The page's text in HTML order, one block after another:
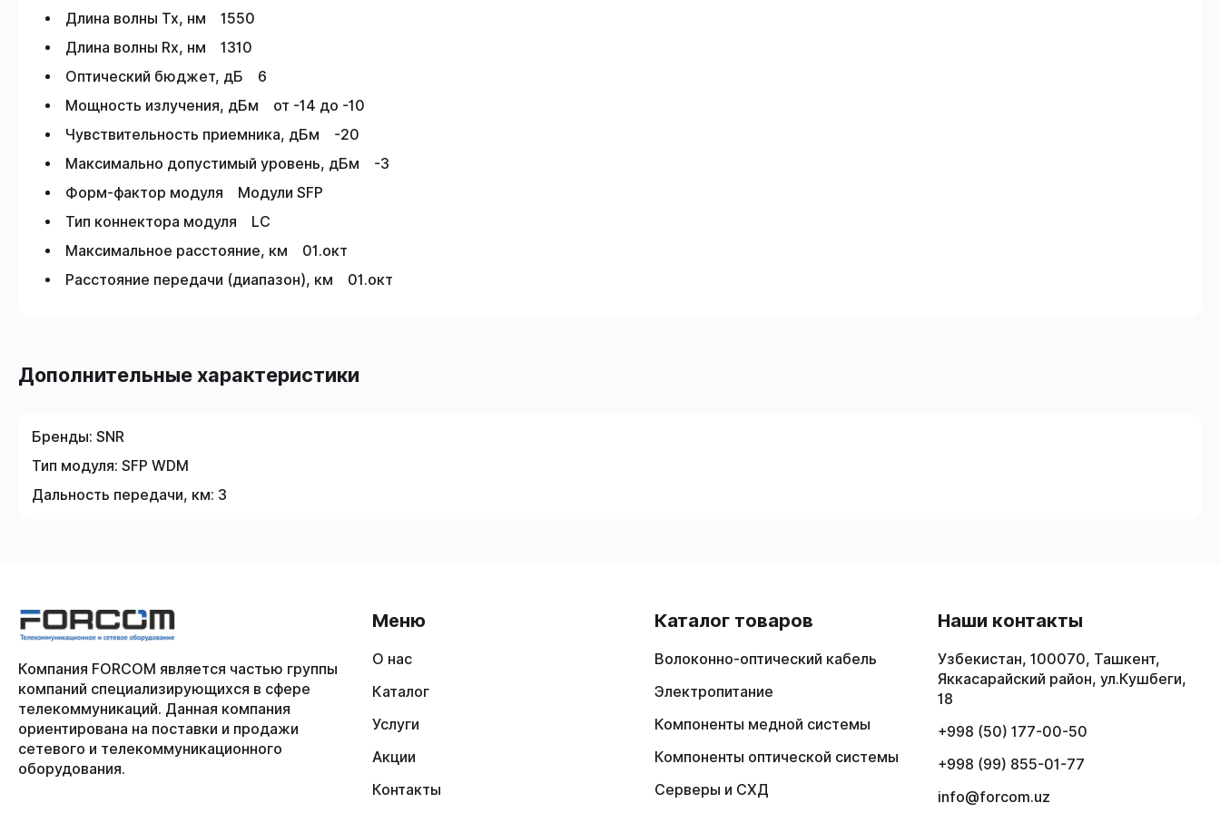
Длина волны Tx, нм 1550
Длина волны Rx, нм 1310
Оптический бюджет, дБ 6
Мощность излучения, дБм от -14 до -10
Чувствительность приемника, дБм -20
Максимально допустимый уровень, дБм -3
Форм-фактор модуля Модули SFP
Тип коннектора модуля LC
Максимальное расстояние, км 01.окт
Расстояние передачи (диапазон), км 01.окт
Дополнительные характеристики
Бренды: SNR
Тип модуля: SFP WDM
Дальность передачи, км: 3
Компания FORCOM является частью группы
компаний специализирующихся в сфере
телекоммуникаций. Данная компания
ориентирована на поставки и продажи
сетевого и телекоммуникационного
оборудования.
Меню
О нас
Каталог
Услуги
Акции
Контакты
Каталог товаров
Волоконно-оптический кабель
Электропитание
Компоненты медной системы
Компоненты оптической системы
Серверы и СХД
Наши контакты
Узбекистан, 100070, Ташкент,
Яккасарайский район, ул.Кушбеги,
18
+998 (50) 177-00-50
+998 (99) 855-01-77
info@forcom.uz